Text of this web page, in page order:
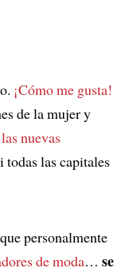
¡Cómo me gusta!
de la mujer y
las nuevas
todas las capitales
personalmente
de moda… se